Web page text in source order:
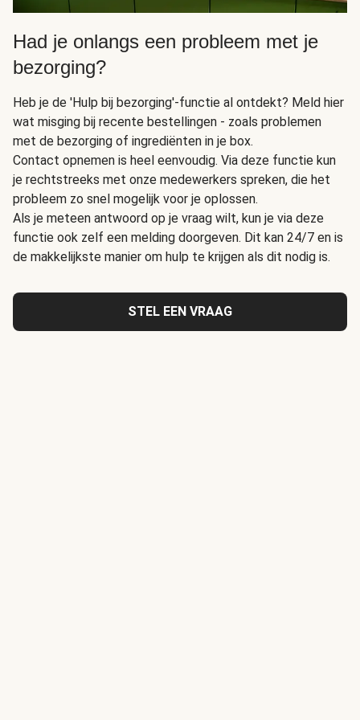
Had je onlangs een probleem met je
bezorging?
Heb je de 'Hulp bij bezorging'-functie al ontdekt? Meld hier
wat misging bij recente bestellingen - zoals problemen
met de bezorging of ingrediënten in je box.
Contact opnemen is heel eenvoudig. Via deze functie kun
je rechtstreeks met onze medewerkers spreken, die het
probleem zo snel mogelijk voor je oplossen.
Als je meteen antwoord op je vraag wilt, kun je via deze
functie ook zelf een melding doorgeven. Dit kan 24/7 en is
de makkelijkste manier om hulp te krijgen als dit nodig is.
STEL EEN VRAAG